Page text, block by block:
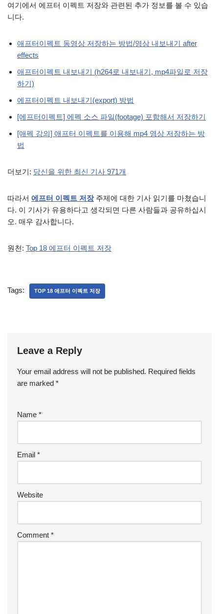
여기에서 에프터 이펙트 저장와 관련된 추가 정보를 볼 수 있습
니다.
애프터이펙트 동영상 저장하는 방법/영상 내보내기 after
effects
애프터이펙트 내보내기 (h264로 내보내기, mp4파일로 저장
하기)
에프터이펙트 내보내기(export) 방법
[에프터이펙트] 에펙 소스 파일(footage) 포함해서 저장하기
[애펙 강의] 애프터 이펙트를 이용해 mp4 영상 저장하는 방
법
더보기: 당신을 위한 최신 기사 971개
따라서 에프터 이펙트 저장주제에 대한 기사 읽기를 마쳤습니
다. 이 기사가 유용하다고 생각되면 다른 사람들과 공유하십시
오. 매우 감사합니다.
원천: Top 18 에프터 이펙트 저장
Tags: TOP 18 에프터 이펙트 저장
Leave a Reply
Your email address will not be published. Required fields
are marked *
Name *
Email *
Website
Comment *